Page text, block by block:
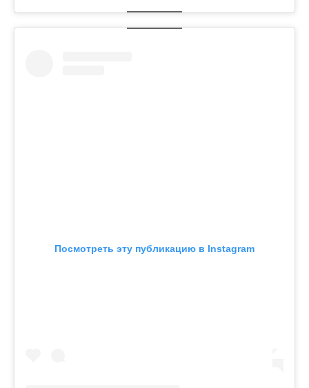
Посмотреть эту публикацию в Instagram